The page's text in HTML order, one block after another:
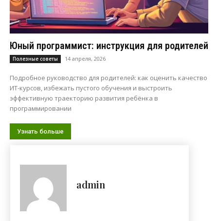
Юный программист: инструкция для родителей
Полезные советы 14 апреля, 2026
Подробное руководство для родителей: как оценить качество
ИТ-курсов, избежать пустого обучения и выстроить
эффективную траекторию развития ребёнка в
программировании
Узнать больше
admin